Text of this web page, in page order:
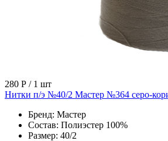
280 Р / 1 шт
Нитки п/э №40/2 Мастер №364 серо-
Бренд: Мастер
Состав: Полиэстер 100%
Размер: 40/2